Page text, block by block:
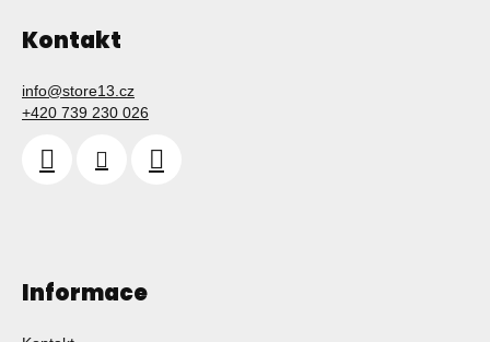
Kontakt
info@store13.cz
+420 739 230 026
Informace